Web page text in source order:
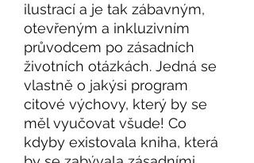
ilustrací a je tak zábavným,
otevřeným a inkluzivním
průvodcem po zásadních
životních otázkách. Jedná se
vlastně o jakýsi program
citové výchovy, který by se
měl vyučovat všude! Co
kdyby existovala kniha, která